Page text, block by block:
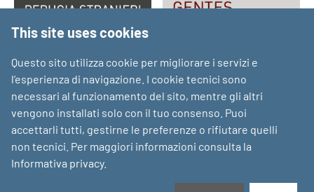
This site uses cookies
Questo sito utilizza cookie per migliorare i servizi e
l’esperienza di navigazione. I cookie tecnici sono
necessari al funzionamento del sito, mentre gli altri
vengono installati solo con il tuo consenso. Puoi
accettarli tutti, gestirne le preferenze o rifiutare quelli
non tecnici. Per maggiori informazioni consulta la
Informativa privacy.